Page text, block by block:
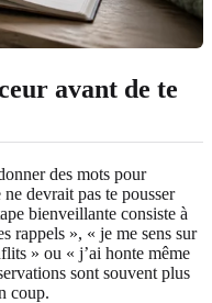
avant de te
des mots pour
devrait pas te pousser
bienveillante consiste à
rappels », « je me sens sur
» ou « j’ai honte même
sont souvent plus
coup.